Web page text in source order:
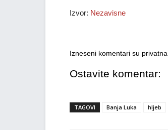
Izvor: Nezavisne
Izneseni komentari su
Ostavite komentar:
TAGOVI Banja Luka hljeb